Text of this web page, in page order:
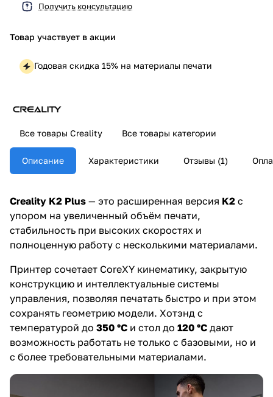
Получить консультацию
Товар участвует в акции
Годовая скидка 15% на материалы печати
Все товары Creality Все товары категории
Описание Характеристики Отзывы (1)
Creality K2 Plus — это расширенная версия K2 с
упором на увеличенный объём печати,
стабильность при высоких скоростях и
полноценную работу с несколькими материалами.
Принтер сочетает CoreXY кинематику, закрытую
конструкцию и интеллектуальные системы
управления, позволяя печатать быстро и при этом
сохранять геометрию модели. Хотэнд с
температурой до 350 °C и стол до 120 °C дают
возможность работать не только с базовыми, но и
с более требовательными материалами.